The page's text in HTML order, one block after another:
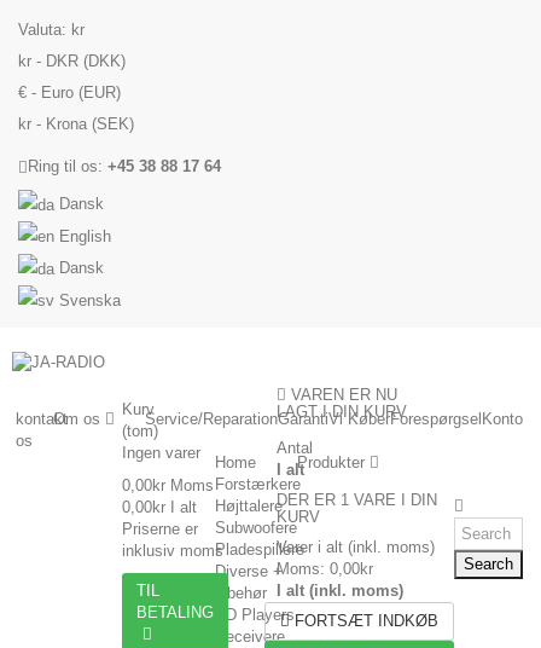
Valuta: kr
kr - DKR (DKK)
€ - Euro (EUR)
kr - Krona (SEK)
Ring til os: +45 38 88 17 64
Dansk
English
Dansk
Svenska
Konto
Forespørgsel
Vi Køber
Garanti
Service/Reparation
Om os
kontakt
os
Produkter
Home
Forstærkere
Højttalere
Subwoofere
Pladespillere
Diverse +
tilbehør
CD Players
Receivere
Kurv
(tom)
Ingen varer
0,00kr Moms
0,00kr
I alt
Priserne er
inklusiv moms
TIL
BETALING
VAREN ER NU
LAGT I DIN KURV
Antal
I alt
DER ER 1 VARE I DIN
KURV
Varer i alt (inkl. moms)
Moms: 0,00kr
I alt (inkl. moms)
FORTSÆT INDKØB
Search